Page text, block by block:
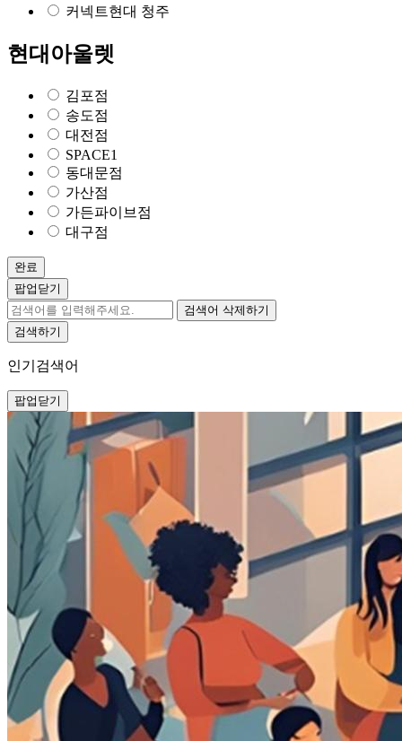
커넥트현대 청주
현대아울렛
김포점
송도점
대전점
SPACE1
동대문점
가산점
가든파이브점
대구점
완료
팝업닫기
검색어 삭제하기
검색하기
인기검색어
팝업닫기